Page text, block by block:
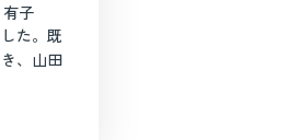
子
た。既
、山田